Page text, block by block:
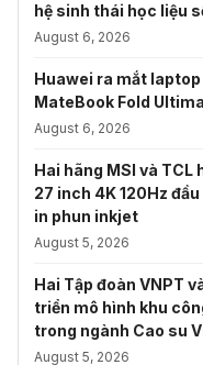
hệ sinh thái học liệu
August 6, 2026
Huawei ra mắt laptop
MateBook Fold
August 6, 2026
Hai hãng MSI và TCL
27 inch 4K 120Hz
in phun inkjet
August 5, 2026
Hai Tập đoàn VNPT
triển mô hình khu
trong ngành Cao su
August 5, 2026